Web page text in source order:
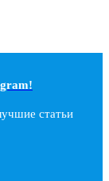
статьи